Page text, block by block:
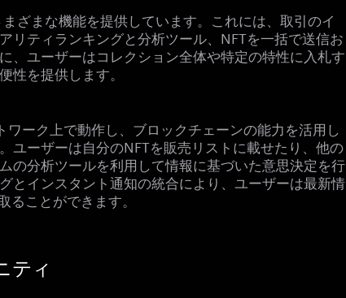
ざまな機能を提供しています。これには、取引のイ
リティランキングと分析ツール、NFTを一括で送信お
、ユーザーはコレクション全体や特定の特性に入札す
を提供します。
ーク上で動作し、ブロックチェーンの能力を活用し
ユーザーは自分のNFTを販売リストに載せたり、他の
の分析ツールを利用して情報に基づいた意思決定を行
とインスタント通知の統合により、ユーザーは最新情
ことができます。
ティ